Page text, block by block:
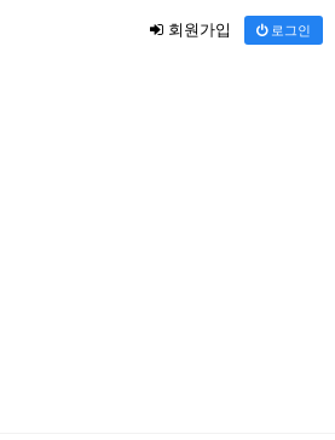
회원가입 로그인